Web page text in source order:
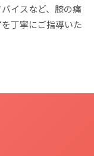
イスなど、膝の痛
丁寧にご指導いた